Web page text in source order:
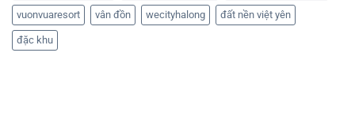
vuonvuaresort vân đồn wecityhalong đất nền việt yên
đặc khu